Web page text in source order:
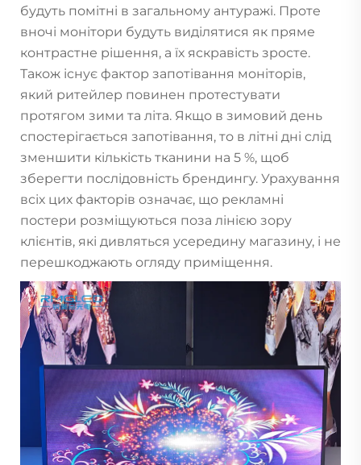
будуть помітні в загальному антуражі. Проте
вночі монітори будуть виділятися як пряме
контрастне рішення, а їх яскравість зросте.
Також існує фактор запотівання моніторів,
який ритейлер повинен протестувати
протягом зими та літа. Якщо в зимовий день
спостерігається запотівання, то в літні дні слід
зменшити кількість тканини на 5 %, щоб
зберегти послідовність брендингу. Урахування
всіх цих факторів означає, що рекламні
постери розміщуються поза лінією зору
клієнтів, які дивляться усередину магазину, і не
перешкоджають огляду приміщення.